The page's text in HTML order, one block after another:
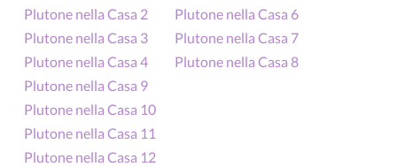
Plutone nella Casa 2
Plutone nella Casa 3
Plutone nella Casa 4
Plutone nella Casa 6
Plutone nella Casa 7
Plutone nella Casa 8
Plutone nella Casa 9
Plutone nella Casa 10
Plutone nella Casa 11
Plutone nella Casa 12